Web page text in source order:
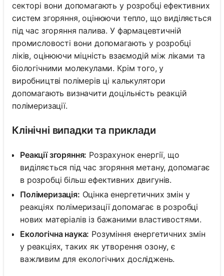
секторі вони допомагають у розробці ефективних
систем згоряння, оцінюючи тепло, що виділяється
під час згоряння палива. У фармацевтичній
промисловості вони допомагають у розробці
ліків, оцінюючи міцність взаємодій між ліками та
біологічними молекулами. Крім того, у
виробництві полімерів ці калькулятори
допомагають визначити доцільність реакцій
полімеризації.
Клінічні випадки та приклади
Реакції згоряння: Розрахунок енергії, що
виділяється під час згоряння метану, допомагає
в розробці більш ефективних двигунів.
Полімеризація: Оцінка енергетичних змін у
реакціях полімеризації допомагає в розробці
нових матеріалів із бажаними властивостями.
Екологічна наука: Розуміння енергетичних змін
у реакціях, таких як утворення озону, є
важливим для екологічних досліджень.